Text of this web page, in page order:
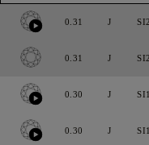
0.31 J SI2
0.31 J SI2
0.30 J SI1
0.30 J SI1